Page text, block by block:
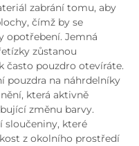
zabrání tomu, aby
čímž by se
opotřebení. Jemná
zůstanou
často pouzdro otevíráte.
pouzdra na náhrdelníky
která aktivně
změnu barvy.
sloučeniny, které
z okolního prostředí